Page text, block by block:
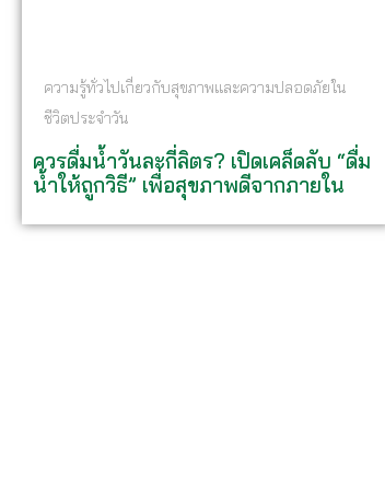
ความรู้ทั่วไปเกี่ยวกับสุขภาพและความปลอดภัยใน
ชีวิตประจำวัน
ควรดื่มน้ำวันละกี่ลิตร? เปิดเคล็ดลับ “ดื่ม
น้ำให้ถูกวิธี” เพื่อสุขภาพดีจากภายใน